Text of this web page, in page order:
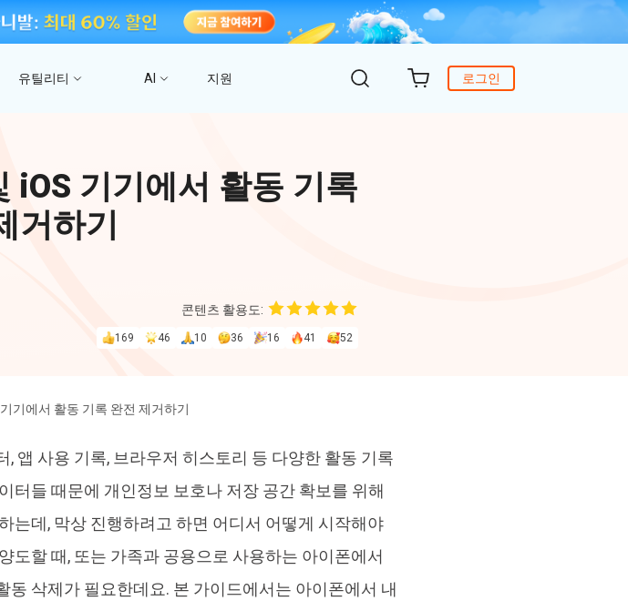
로그인
이터 복구&
복구
아이폰/안드로이드 WhatsApp 데이터 복구
Win/ Mac에서 삭제된 파일 복원
간에 WhatsApp 데이터
간편한 iOS 데이터 백업 및 관리
안드로이드 아이폰으로 데이터 전송
유틸리티
기 몇 분 안에 윈도 문제 해결
제기
삭제
Tenorshare Cleamio
올인원 맥 정리 & 최적화 도구
AI
4DDIG 비디오 복구
PixPretty AI Photo Editor
무료 AI 사진 편집 도구
지원
문의하기
구독 갱신
iOS 기기에서 활동 기록
거하기
콘텐츠 활용도:
169 46 10 36 16 41 52
기에서 활동 기록 완전 제거하기
앱 사용 기록, 브라우저 히스토리 등 다양한 활동 기록
터들 때문에 개인정보 보호나 저장 공간 확보를 위해
는데, 막상 진행하려고 하면 어디서 어떻게 시작해야
도할 때, 또는 가족과 공용으로 사용하는 아이폰에서
동 삭제가 필요한데요. 본 가이드에서는 아이폰에서 내